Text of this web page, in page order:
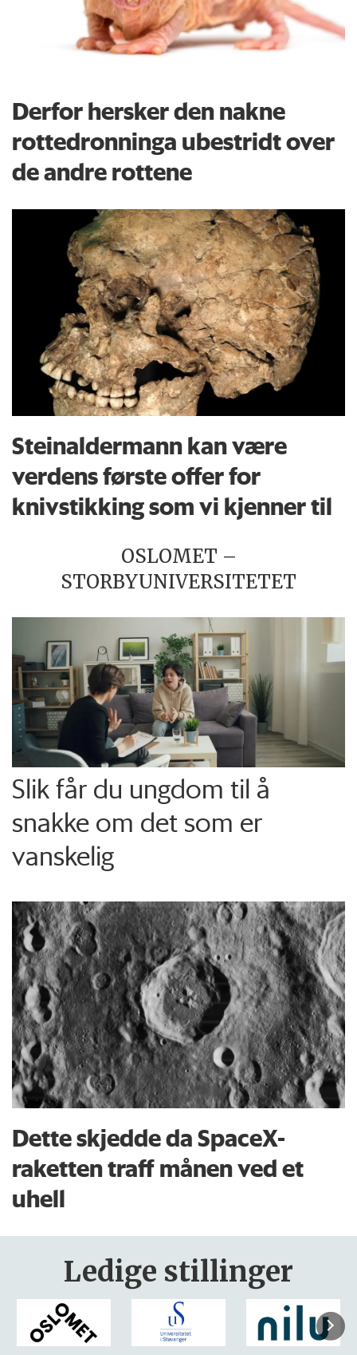
Derfor hersker den nakne
rottedronninga ubestridt over
de andre rottene
Steinaldermann kan være
verdens første offer for
knivstikking som vi kjenner til
OSLOMET –
STORBYUNIVERSITETET
Slik får du ungdom til å
snakke om det som er
vanskelig
Dette skjedde da SpaceX-
raketten traff månen ved et
uhell
Ledige stillinger